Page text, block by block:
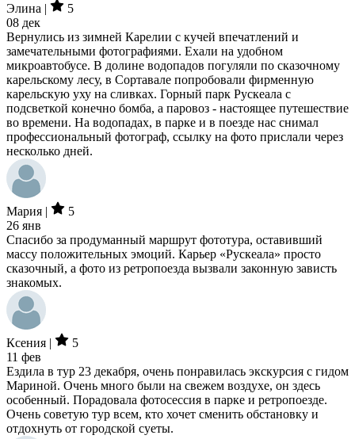
Элина |
5
08 дек
Вернулись из зимней Карелии с кучей впечатлений и
замечательными фотографиями. Ехали на удобном
микроавтобусе. В долине водопадов погуляли по сказочному
карельскому лесу, в Сортавале попробовали фирменную
карельскую уху на сливках. Горный парк Рускеала с
подсветкой конечно бомба, а паровоз - настоящее путешествие
во времени. На водопадах, в парке и в поезде нас снимал
профессиональный фотограф, ссылку на фото прислали через
несколько дней.
Мария |
5
26 янв
Спасибо за продуманный маршрут фототура, оставивший
массу положительных эмоций. Карьер «Рускеала» просто
сказочный, а фото из ретропоезда вызвали законную зависть
знакомых.
Ксения |
5
11 фев
Ездила в тур 23 декабря, очень понравилась экскурсия с гидом
Мариной. Очень много были на свежем воздухе, он здесь
особенный. Порадовала фотосессия в парке и ретропоезде.
Очень советую тур всем, кто хочет сменить обстановку и
отдохнуть от городской суеты.